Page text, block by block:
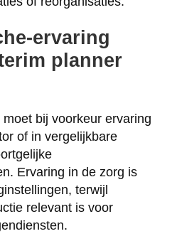
ervaring
planner
bij voorkeur ervaring
of in vergelijkbare
Ervaring in de zorg is
terwijl
relevant is voor